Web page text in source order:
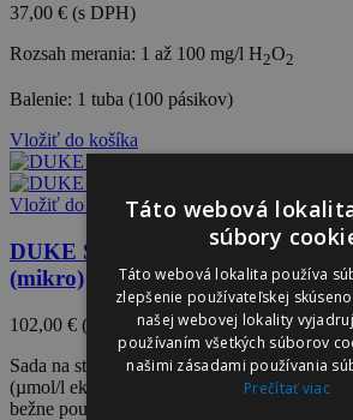
37,00 € (s DPH)
Rozsah merania: 1 až 100 mg/l H2O2
Balenie: 1 tuba (100 pásikov)
Vložiť do košíka
Vložiť do košíka
DUKE Sada na stanovenie
(mikro)
102,00 € (s DPH)
Sada na stanovenie zvyškovej tvrdosti v
(µmol/l ekvivalentov). Súčasťou návodu je aj
bežne používané jednotky.
Táto webová
súbory
Táto webová lokalita používa
zlepšenie používateľskej
našej webovej lokality
používaním všetkých súborov
našimi zásadami používania
Prečítať viac